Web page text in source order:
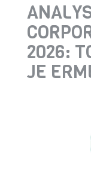
2026:
JE